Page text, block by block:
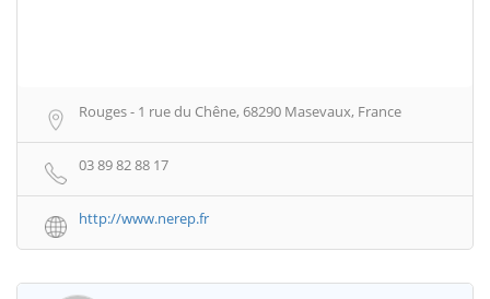
Rouges - 1 rue du Chêne, 68290 Masevaux, France
03 89 82 88 17
http://www.nerep.fr